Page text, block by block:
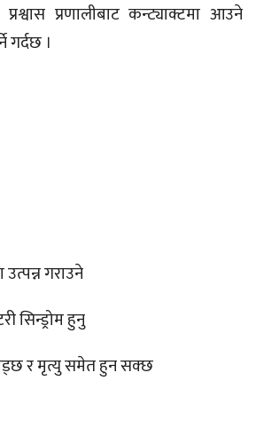
प्रणालीबाट कन्ट्याक्टमा आउने
गर्दछ ।
उत्पन्न गराउने
सिन्ड्रोम हुनु
र मृत्यु समेत हुन सक्छ